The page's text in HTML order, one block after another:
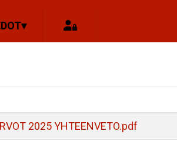
▾
2025 YHTEENVETO.pdf